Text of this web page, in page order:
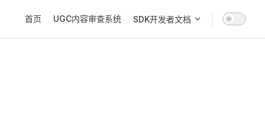
首页 UGC内容审查系统 SDK开发者文档